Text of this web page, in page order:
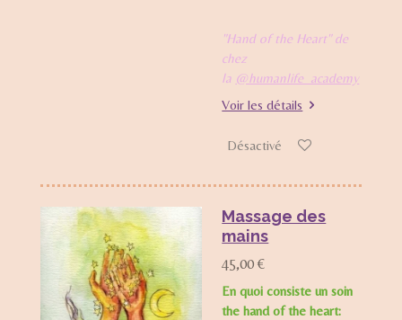
"Hand of the Heart" de
chez
la @humanlife_academy
Voir les détails
Désactivé
Massage des
mains
45,00 €
En quoi consiste un soin
the hand of the heart: